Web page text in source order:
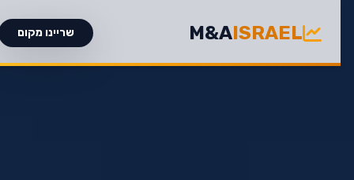
M&AISRAEL שריינו מקום